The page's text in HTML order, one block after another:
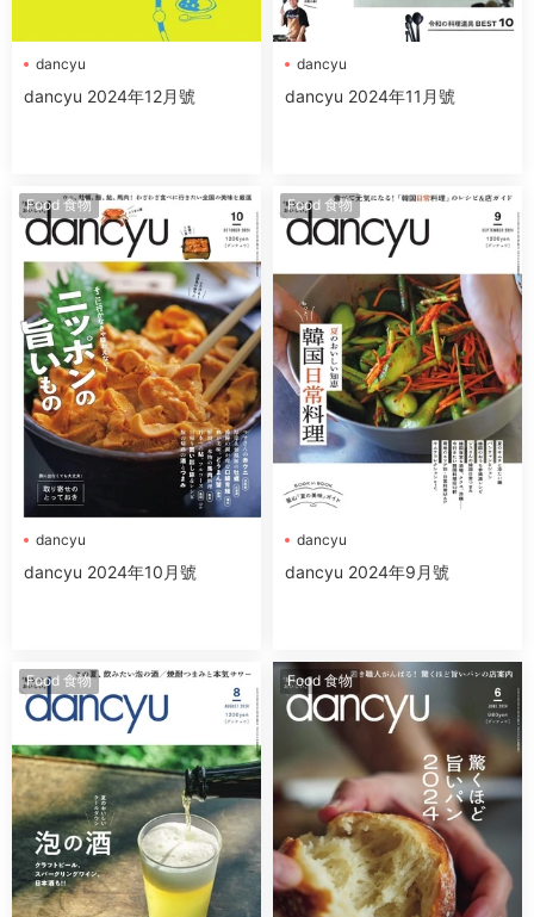
dancyu
dancyu 2024年12月號
dancyu
dancyu 2024年11月號
Food 食物
dancyu
dancyu 2024年10月號
Food 食物
dancyu
dancyu 2024年9月號
Food 食物 Food 食物